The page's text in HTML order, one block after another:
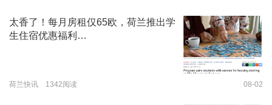
太香了！每月房租仅65欧，荷兰推出学
生住宿优惠福利…
荷兰快讯 1342阅读 08-02